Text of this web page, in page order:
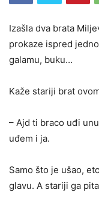
Izašla dva brata
prokaze ispred
galamu, buku…
Kaže stariji brat
– Ajd ti braco uđi
uđem i ja.
Samo što je ušao,
glavu. A stariji ga